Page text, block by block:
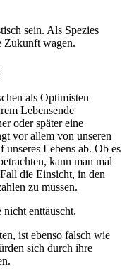
sein. Als Spezies
Zukunft wagen.
als Optimisten
Lebensende
oder später eine
vor allem von unseren
Lebens ab. Ob es
kann man mal
die Einsicht, in den
zu müssen.
enttäuscht.
ist ebenso falsch wie
sich durch ihre